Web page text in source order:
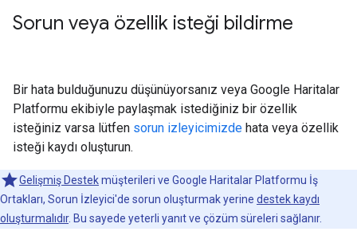
Sorun veya özellik isteği bildirme
Bir hata bulduğunuzu düşünüyorsanız veya Google Haritalar
Platformu ekibiyle paylaşmak istediğiniz bir özellik
isteğiniz varsa lütfen sorun izleyicimizde hata veya özellik
isteği kaydı oluşturun.
Gelişmiş Destekmüşterileri ve Google Haritalar Platformu İş
Ortakları, Sorun İzleyici'de sorun oluşturmak yerine destek kaydı
oluşturmalıdır. Bu sayede yeterli yanıt ve çözüm süreleri sağlanır.